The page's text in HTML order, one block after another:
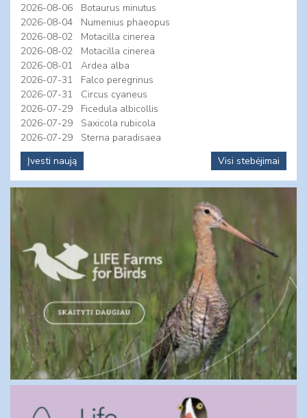
2026-08-06
Botaurus minutus
2026-08-04
Numenius phaeopus
2026-08-02
Motacilla cinerea
2026-08-02
Motacilla cinerea
2026-08-01
Ardea alba
2026-07-31
Falco peregrinus
2026-07-31
Circus cyaneus
2026-07-29
Ficedula albicollis
2026-07-29
Saxicola rubicola
2026-07-29
Sterna paradisaea
Įvesti naują
Visi stebėjimai